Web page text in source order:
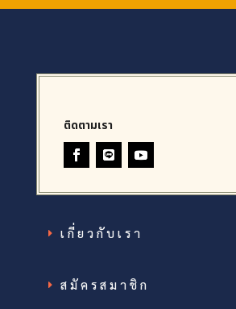
ติดตามเรา
เกี่ยวกับเรา
สมัครสมาชิก